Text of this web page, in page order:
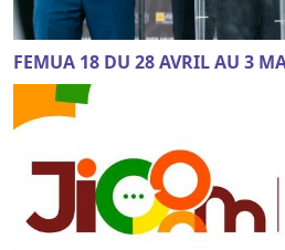
FEMUA 18 DU 28 AVRIL AU 3